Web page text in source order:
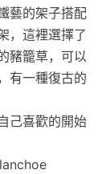
藝的架子搭配
，這裡選擇了
豬籠草，可以
有一種復古的
己喜歡的開始